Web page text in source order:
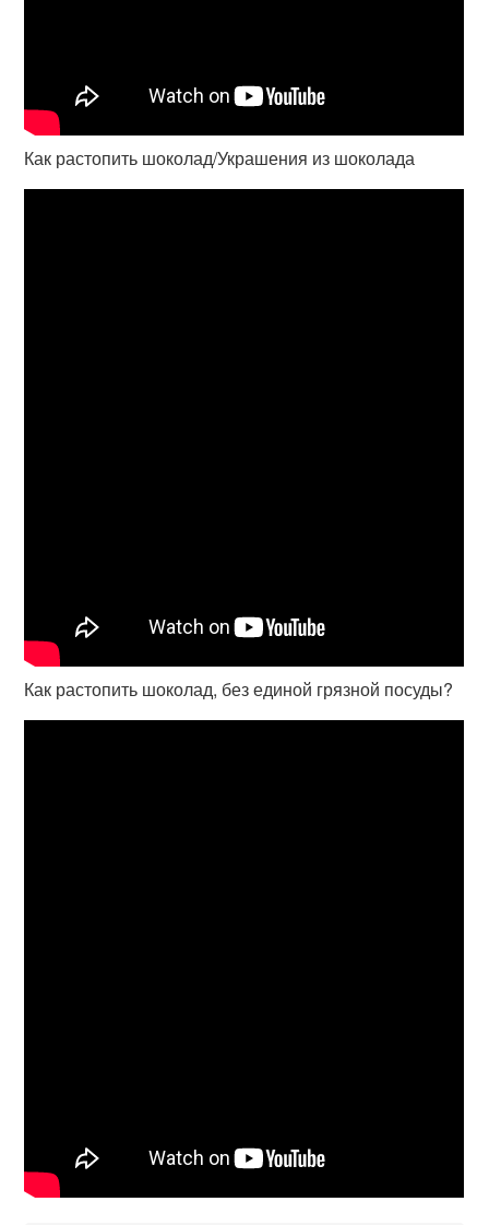
Как растопить шоколад/Украшения из шоколада
Как растопить шоколад, без единой грязной посуды?